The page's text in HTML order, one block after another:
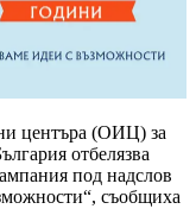
центъра (ОИЦ) за
отбелязва
под надслов
съобщиха